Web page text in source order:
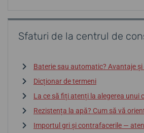
Sfaturi de la centrul de
Baterie sau automatic? Avantaje
Dicționar de termeni
La ce să fiți atenți la alegerea unui
Rezistența la apă? Cum să vă
Importul gri și contrafacerile —